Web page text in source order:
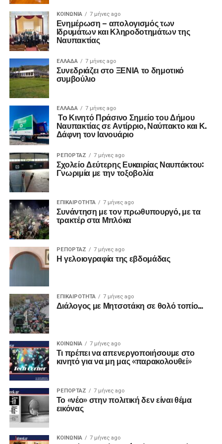
ΚΟΙΝΩΝΙΑ 7 μήνες ago
Ενημέρωση – απολογισμός των
Ιδρυμάτων και Κληροδοτημάτων της
Ναυπακτίας
ΕΛΛΑΔΑ 7 μήνες ago
Συνεδριάζει στο ΞΕΝΙΑ το δημοτικό
συμβούλιο
ΕΛΛΑΔΑ 7 μήνες ago
Το Κινητό Πράσινο Σημείο του Δήμου
Ναυπακτίας σε Αντίρριο, Ναύπακτο και Κ.
Δάφνη τον Ιανουάριο
ΡΕΠΟΡΤΑΖ 7 μήνες ago
Σχολείο Δεύτερης Ευκαιρίας Ναυπάκτου:
Γνωριμία με την τοξοβολία
ΕΠΙΚΑΙΡΟΤΗΤΑ 7 μήνες ago
Συνάντηση με τον πρωθυπουργό, με τα
τρακτέρ στα Μπλόκα
ΡΕΠΟΡΤΑΖ 7 μήνες ago
Η γελοιογραφία της εβδομάδας
ΕΠΙΚΑΙΡΟΤΗΤΑ 7 μήνες ago
Διάλογος με Μητσοτάκη σε θολό τοπίο…
ΚΟΙΝΩΝΙΑ 7 μήνες ago
Τι πρέπει να απενεργοποιήσουμε στο
κινητό για να μη μας «παρακολουθεί»
ΡΕΠΟΡΤΑΖ 7 μήνες ago
Το «νέο» στην πολιτική δεν είναι θέμα
εικόνας
ΚΟΙΝΩΝΙΑ 7 μήνες ago